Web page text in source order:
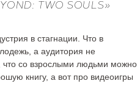
TWO SOULS»
в стагнации. Что в
а аудитория не
что со взрослыми людьми можно
книгу, а вот про видеоигры